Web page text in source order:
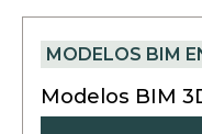
MODELOS BIM
Modelos BIM